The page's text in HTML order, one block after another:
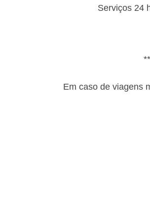
Serviços 24
Em caso de viagens